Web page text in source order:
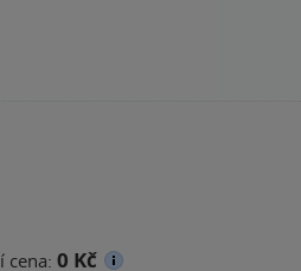
cena: 0 Kč